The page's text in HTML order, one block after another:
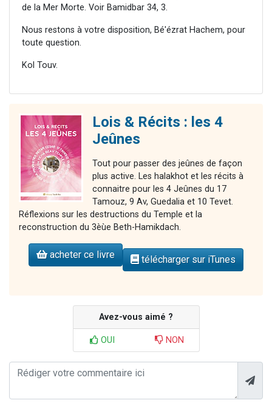
de la Mer Morte. Voir Bamidbar 34, 3.
Nous restons à votre disposition, Bé'ézrat Hachem, pour
toute question.
Kol Touv.
Lois & Récits : les 4
Jeûnes
Tout pour passer des jeûnes de façon
plus active. Les halakhot et les récits à
connaitre pour les 4 Jeûnes du 17
Tamouz, 9 Av, Guedalia et 10 Tevet.
Réflexions sur les destructions du Temple et la
reconstruction du 3èùe Beth-Hamikdach.
acheter ce livre télécharger sur iTunes
Avez-vous aimé ?
OUI NON